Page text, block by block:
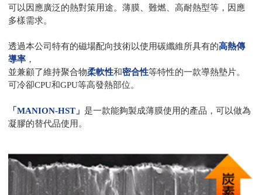
可以因應廣泛的熱對策用途。薄膜、難燃、高耐熱型等，因應
多樣需求。
透過本公司特有的磁場配向技術以使用碳纖維所具有的高熱傳
導率 ，
並兼顧了維持聚合物柔軟性和密合性等特性的一款導熱墊片。
可冷卻CPU和GPU等高發熱部位。
「MANION-HST」 是一款能夠製成薄膜使用的產品，可以做為
凝膠的替代品使用。